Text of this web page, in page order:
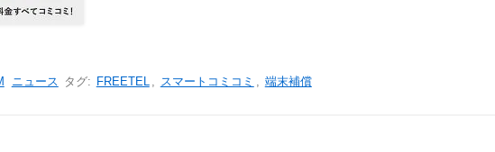
ニュース タグ: FREETEL , スマートコミコミ , 端末補償